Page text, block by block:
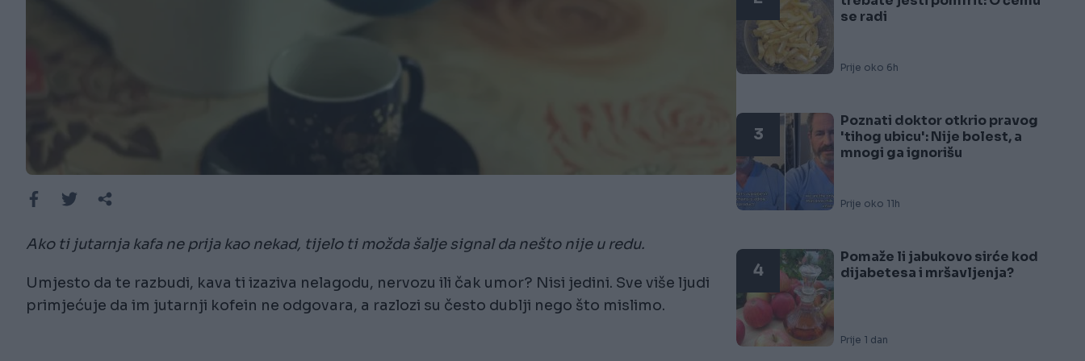
Ako ti jutarnja kafa ne prija kao nekad, tijelo ti možda šalje signal da nešto nije u redu.
Umjesto da te razbudi, kava ti izaziva nelagodu, nervozu ili čak umor? Nisi jedini. Sve više ljudi
primjećuje da im jutarnji kofein ne odgovara, a razlozi su često dublji nego što mislimo.
se radi
Prije oko 6h
3
Poznati doktor otkrio pravog
'tihog ubicu': Nije bolest, a
mnogi ga ignorišu
Prije oko 11h
4
Pomaže li jabukovo sirće kod
dijabetesa i mršavljenja?
Prije 1 dan